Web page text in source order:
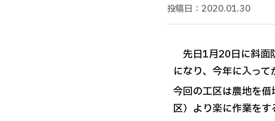
投稿日：2020.01.30
先日1月20日に斜面
になり、今年に入っ
今回の工区は農地を
区）より楽に作業を